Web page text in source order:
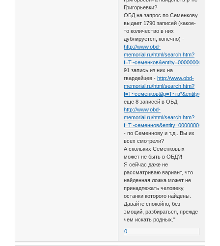
Григорьевки?
ОБД на запрос по Семенкову
выдает 1790 записей (какое-
то количество в них
дублируется, конечно) -
http://www.obd-
memorial.ru/html/search.htm?
91 запись из них на
гвардейцев - http://www.obd-
memorial.ru/html/search.htm?
еще 8 записей в ОБД
http://www.obd-
memorial.ru/html/search.htm?
- по Семеннову и т.д.. Вы их
всех смотрели?
А скольких Семенковых
может не быть в ОБД?!
Я сейчас даже не
рассматриваю вариант, что
найденная ложка может не
принадлежать человеку,
останки которого найдены.
Давайте спокойно, без
эмоций, разбираться, прежде
чем искать родных."
0